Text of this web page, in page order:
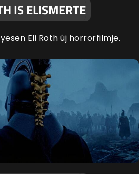
IS ELISMERTE
Eli Roth új horrorfilmje.